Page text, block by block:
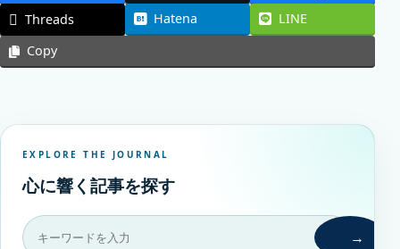
Threads
Hatena
LINE
Copy
EXPLORE THE JOURNAL
心に響く記事を探す
→